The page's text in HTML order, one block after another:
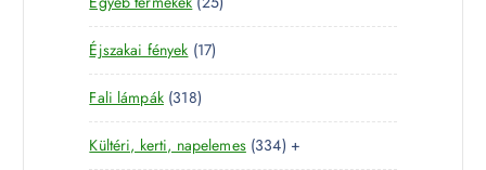
k
r
m
é
k
t
r
é
k
5
e
m
é
Éjszakai fények 171
7
e
r
Fali lámpák 3183
1
8
Kültéri, kerti, napelemes 3343 +